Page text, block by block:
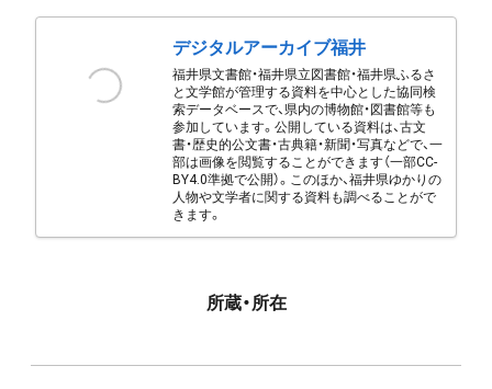
デジタルアーカイブ福井
福井県文書館・福井県立図書館・福井県ふるさ
と文学館が管理する資料を中心とした協同検
索データベースで、県内の博物館・図書館等も
参加しています。公開している資料は、古文
書・歴史的公文書・古典籍・新聞・写真などで、一
部は画像を閲覧することができます（一部CC-
BY4.0準拠で公開）。このほか、福井県ゆかりの
人物や文学者に関する資料も調べることがで
きます。
所蔵・所在